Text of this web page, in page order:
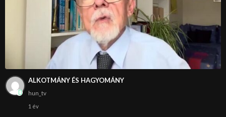
ALKOTMÁNY ÉS HAGYOMÁNY
hun_tv
1 év